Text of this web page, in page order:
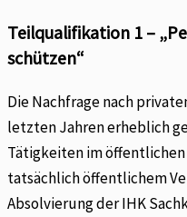
Teilqualifikation 1 –
schützen“
Die Nachfrage nach
letzten Jahren erheblich
Tätigkeiten im
tatsächlich öffentlichem
Absolvierung der IHK